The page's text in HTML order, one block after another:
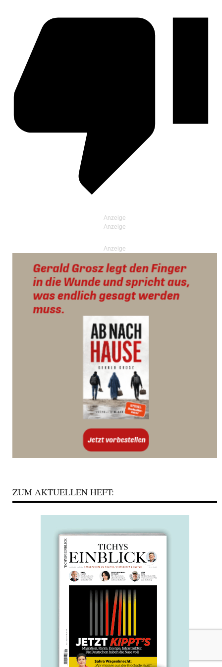
Anzeige
ZUM AKTUELLEN HEFT: